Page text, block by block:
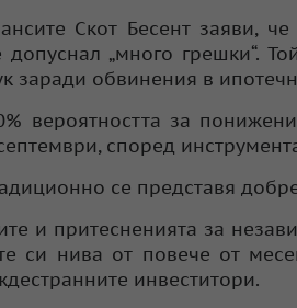
Скот Бесент заяви,
„много грешки“.
заради обвинения в
вероятността за
според
се представя
и притесненията за
си нива от повече от
инвеститори.